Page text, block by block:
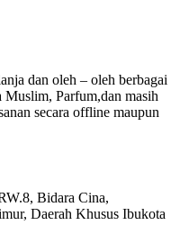
dan oleh – oleh berbagai
Muslim, Parfum,dan masih
secara offline maupun
Bidara Cina,
Daerah Khusus Ibukota